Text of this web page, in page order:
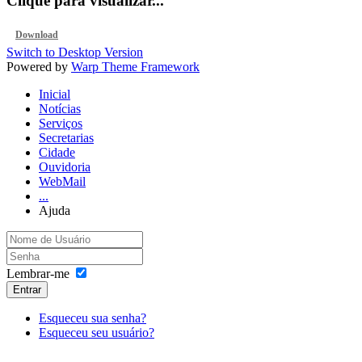
Download
Switch to Desktop Version
Powered by Warp Theme Framework
Inicial
Notícias
Serviços
Secretarias
Cidade
Ouvidoria
WebMail
...
Ajuda
Lembrar-me
Entrar
Esqueceu sua senha?
Esqueceu seu usuário?